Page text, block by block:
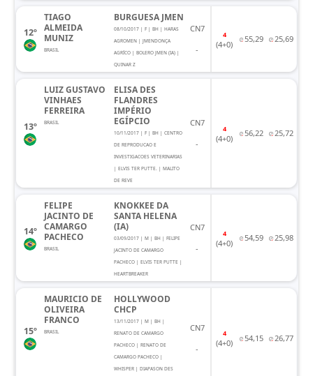
12º
TIAGO
ALMEIDA
MUNIZ
BRASIL
BURGUESA JMEN
08/10/2017 | F | BH | HARAS
AGROMEN | JMENDONÇA
AGRÍCO | BOLERO JMEN (IA) |
QUINAR Z
CN7
-
4
(4+0)
55,29 25,69
13º
LUIZ GUSTAVO
VINHAES
FERREIRA
BRASIL
ELISA DES
FLANDRES
IMPÉRIO
EGÍPCIO
10/11/2017 | F | BH | CENTRO
DE REPRODUCAO E
INVESTIGACOES VETERINARIAS
| ELVIS TER PUTTE. | MALITO
DE REVE
CN7
-
4
(4+0)
56,22 25,72
14º
FELIPE
JACINTO DE
CAMARGO
PACHECO
BRASIL
KNOKKEE DA
SANTA HELENA
(IA)
03/09/2017 | M | BH | FELIPE
JACINTO DE CAMARGO
PACHECO | ELVIS TER PUTTE |
HEARTBREAKER
CN7
-
4
(4+0)
54,59 25,98
15º
MAURICIO DE
OLIVEIRA
FRANCO
BRASIL
HOLLYWOOD
CHCP
13/11/2017 | M | BH |
RENATO DE CAMARGO
PACHECO | RENATO DE
CAMARGO PACHECO |
WHISPER | DIAPASON DES
CN7
-
4
(4+0) 54,15 26,77